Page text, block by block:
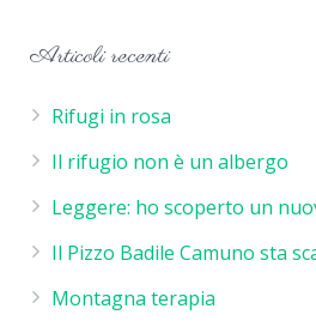
Articoli recenti
Rifugi in rosa
Il rifugio non è un albergo
Leggere: ho scoperto un
Il Pizzo Badile Camuno sta
Montagna terapia